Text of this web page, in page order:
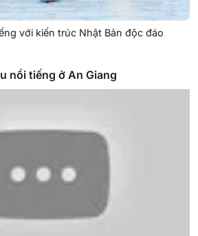
với kiến trúc Nhật Bản độc đáo
nổi tiếng ở An Giang